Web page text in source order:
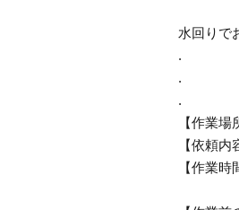
水回りで
.
.
.
【作業
【依頼
【作業時